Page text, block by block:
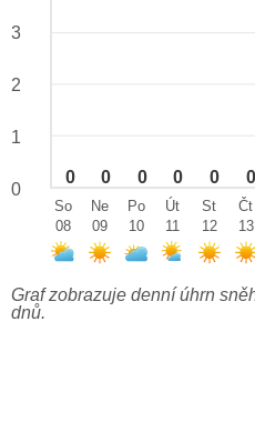
0 0 0 0 0 0
3
2
1
0
So
08
Ne
09
Po
10
Út
11
St
12
Čt
13
Graf zobrazuje denní úhrn
dnů.